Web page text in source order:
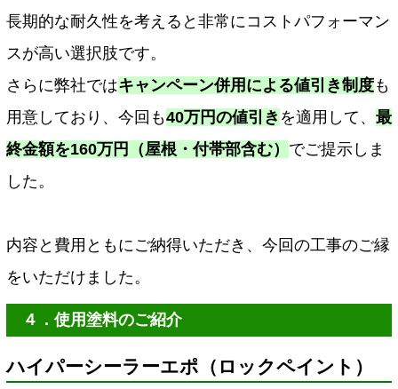
長期的な耐久性を考えると非常にコストパフォーマン
スが高い選択肢です。
さらに弊社ではキャンペーン併用による値引き制度も
用意しており、今回も40万円の値引き を適用して、 最
終金額を160万円（屋根・付帯部含む） でご提示しま
した。
内容と費用ともにご納得いただき、今回の工事のご縁
をいただけました。
４．使用塗料のご紹介
ハイパーシーラーエポ（ロックペイント）